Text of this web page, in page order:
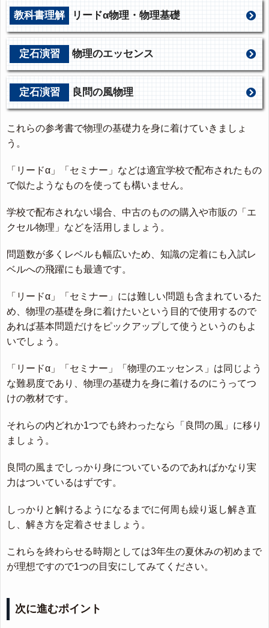
教科書理解 リードα物理・物理基礎
定石演習 物理のエッセンス
定石演習 良問の風物理
これらの参考書で物理の基礎力を身に着けていきましょ
う。
「リードα」「セミナー」などは適宜学校で配布されたもの
で似たようなものを使っても構いません。
学校で配布されない場合、中古のものの購入や市販の「エ
クセル物理」などを活用しましょう。
問題数が多くレベルも幅広いため、知識の定着にも入試レ
ベルへの飛躍にも最適です。
「リードα」「セミナー」には難しい問題も含まれているた
め、物理の基礎を身に着けたいという目的で使用するので
あれば基本問題だけをピックアップして使うというのもよ
いでしょう。
「リードα」「セミナー」「物理のエッセンス」は同じよう
な難易度であり、物理の基礎力を身に着けるのにうってつ
けの教材です。
それらの内どれか1つでも終わったなら「良問の風」に移り
ましょう。
良問の風までしっかり身についているのであればかなり実
力はついているはずです。
しっかりと解けるようになるまでに何周も繰り返し解き直
し、解き方を定着させましょう。
これらを終わらせる時期としては3年生の夏休みの初めまで
が理想ですので1つの目安にしてみてください。
次に進むポイント